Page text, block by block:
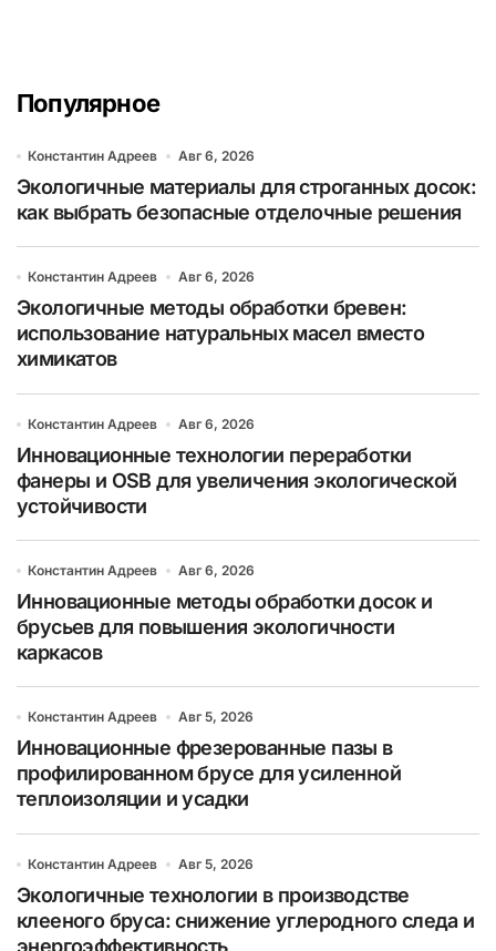
Популярное
Константин Адреев Авг 6, 2026
Экологичные материалы для строганных досок:
как выбрать безопасные отделочные решения
Константин Адреев Авг 6, 2026
Экологичные методы обработки бревен:
использование натуральных масел вместо
химикатов
Константин Адреев Авг 6, 2026
Инновационные технологии переработки
фанеры и OSB для увеличения экологической
устойчивости
Константин Адреев Авг 6, 2026
Инновационные методы обработки досок и
брусьев для повышения экологичности
каркасов
Константин Адреев Авг 5, 2026
Инновационные фрезерованные пазы в
профилированном брусе для усиленной
теплоизоляции и усадки
Константин Адреев Авг 5, 2026
Экологичные технологии в производстве
клееного бруса: снижение углеродного следа и
энергоэффективность